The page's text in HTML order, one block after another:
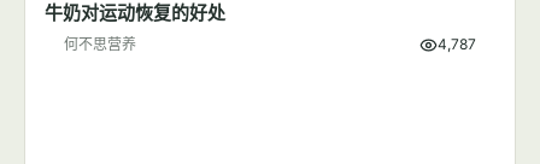
牛奶对运动恢复的好处
何不思营养 4,787